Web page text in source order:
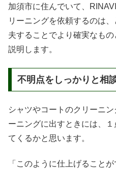
加須市に住んでいて、
リーニングを依頼するのは
夫することでより確実なも
説明します。
不明点をしっかりと相
シャツやコートのクリーニ
ーニングに出すときには、
てくるかと思います。
「このように仕上げること